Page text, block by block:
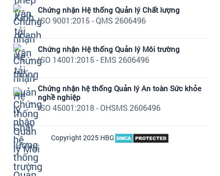
Chứng nhận Hệ thống Quản lý Chất lượng
ISO 9001:2015 - QMS 2606496
Chứng nhận Hệ thống Quản lý Môi trường
ISO 14001:2015 - EMS 2606496
Chứng nhận hệ thống Quản lý An toàn Sức khỏe
nghề nghiệp
ISO 45001:2018 - OHSMS 2606496
Copyright 2025 HBG